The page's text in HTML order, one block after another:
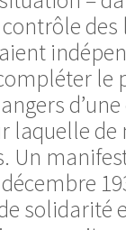
des
le
laquelle de
Un
solidarité